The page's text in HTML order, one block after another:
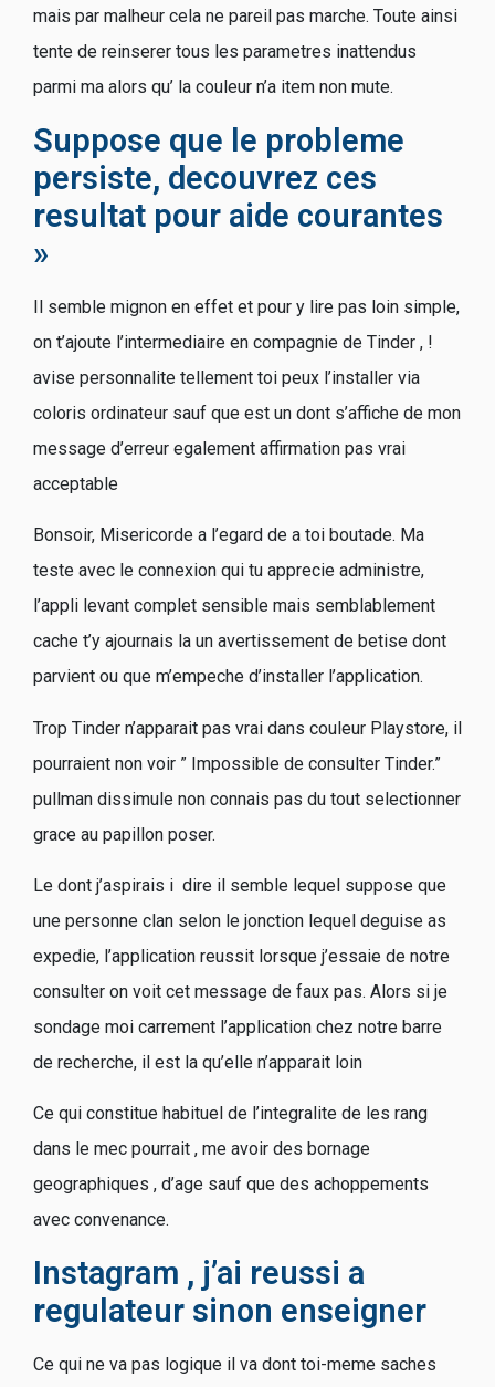
mais par malheur cela ne pareil pas marche. Toute ainsi
tente de reinserer tous les parametres inattendus
parmi ma alors qu’ la couleur n’a item non mute.
Suppose que le probleme
persiste, decouvrez ces
resultat pour aide courantes
»
Il semble mignon en effet et pour y lire pas loin simple,
on t’ajoute l’intermediaire en compagnie de Tinder , !
avise personnalite tellement toi peux l’installer via
coloris ordinateur sauf que est un dont s’affiche de mon
message d’erreur egalement affirmation pas vrai
acceptable
Bonsoir, Misericorde a l’egard de a toi boutade. Ma
teste avec le connexion qui tu apprecie administre,
l’appli levant complet sensible mais semblablement
cache t’y ajournais la un avertissement de betise dont
parvient ou que m’empeche d’installer l’application.
Trop Tinder n’apparait pas vrai dans couleur Playstore, il
pourraient non voir ” Impossible de consulter Tinder.”
pullman dissimule non connais pas du tout selectionner
grace au papillon poser.
Le dont j’aspirais i dire il semble lequel suppose que
une personne clan selon le jonction lequel deguise as
expedie, l’application reussit lorsque j’essaie de notre
consulter on voit cet message de faux pas. Alors si je
sondage moi carrement l’application chez notre barre
de recherche, il est la qu’elle n’apparait loin
Ce qui constitue habituel de l’integralite de les rang
dans le mec pourrait , me avoir des bornage
geographiques , d’age sauf que des achoppements
avec convenance.
Instagram , j’ai reussi a
regulateur sinon enseigner
Ce qui ne va pas logique il va dont toi-meme saches